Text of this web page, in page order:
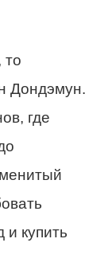
то
Дондэмун.
где
купить